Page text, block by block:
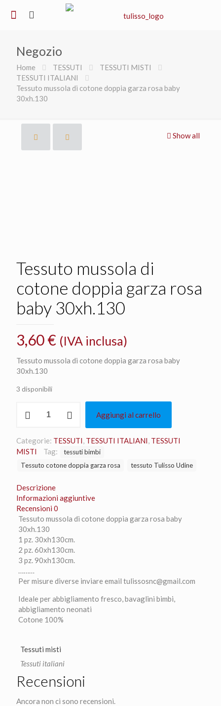
Negozio
Home TESSUTI
TESSUTI MISTI
TESSUTI ITALIANI
Tessuto mussola di cotone doppia garza rosa baby
30xh.130
Show all
Tessuto mussola di
cotone doppia garza rosa
baby 30xh.130
3,60€ (IVA inclusa)
Tessuto mussola di cotone doppia garza rosa baby
30xh.130
3 disponibili
mussola
cotone
doppia
rosa
30xh.130
quantità
Aggiungi al carrello
Categorie: TESSUTI, TESSUTI ITALIANI, TESSUTI
MISTI
Tag:
tessuti bimbi
Tessuto cotone doppia garza rosa
tessuto Tulisso Udine
Descrizione
Informazioni aggiuntive
Recensioni 0
Tessuto mussola di cotone doppia garza rosa baby
30xh.130
1 pz. 30xh130cm.
2 pz. 60xh130cm.
3 pz. 90xh130cm.
………
Per misure diverse inviare email tulissosnc@gmail.com
Ideale per abbigliamento fresco, bavaglini bimbi,
abbigliamento neonati
Cotone 100%
Tessuti misti
Tessuti italiani
Recensioni
Ancora non ci sono recensioni.